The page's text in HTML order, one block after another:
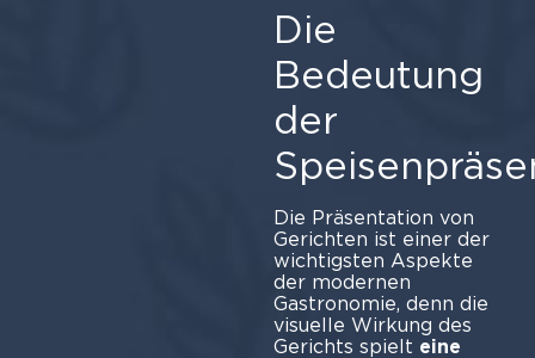
Die
Bedeutung
der
Die Präsentation von
Gerichten ist einer der
wichtigsten Aspekte
der modernen
Gastronomie, denn die
visuelle Wirkung des
Gerichts spielt eine